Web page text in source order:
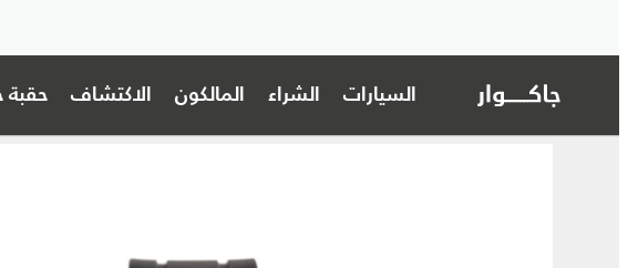
السيارات الشراء المالكون الاكتشاف حقبة